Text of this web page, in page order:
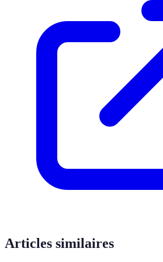
Articles similaires